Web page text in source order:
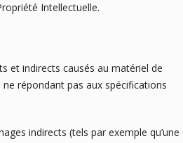
Intellectuelle.
et indirects causés au matériel de
ne répondant pas aux spécifications
indirects (tels par exemple qu’une